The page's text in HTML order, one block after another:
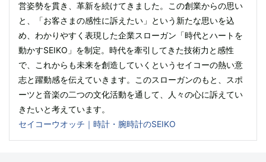
営姿勢を貫き、革新を続けてきました。この創業からの思い
と、「お客さまの感性に訴えたい」という新たな思いを込
め、わかりやすく表現した企業スローガン「時代とハートを
動かすSEIKO」を制定。時代を牽引してきた技術力と感性
で、これからも未来を創造していくというセイコーの熱い意
志と躍動感を伝えていきます。このスローガンのもと、スポ
ーツと音楽の二つの文化活動を通して、人々の心に訴えてい
きたいと考えています。
セイコーウオッチ｜時計・腕時計のSEIKO